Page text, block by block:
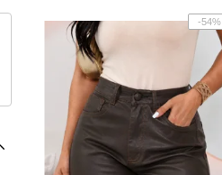
-54%